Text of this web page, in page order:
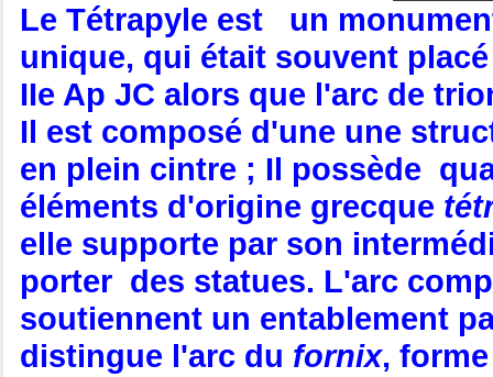
Le Tétrapyle est un
unique, qui était souvent
IIe Ap JC alors que l'arc de
Il est composé d'une une
en plein cintre ; Il possède
éléments d'origine grecque
elle supporte par son
porter des statues. L'arc
soutiennent un entablement
distingue l'arc du fornix,